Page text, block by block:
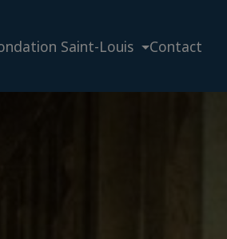
Saint-Louis Contact